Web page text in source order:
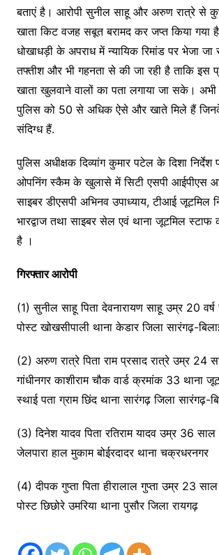
बताएं है। आरोपी सुनील साहू और अरुण रात्रे से
खाता किट वजह सबूत बरामद कर जप्त किया गया
धोखाधड़ी के अपराध में न्यायिक रिमांड पर भेजा जा
तफ्तीश और भी गहनता से की जा रही है ताकि इस
खाता खुलवाने वालों का पता लगाया जा सके।
पुलिस को 50 से अधिक ऐसे और खाते मिले हैं
संदिग्ध हैं.
पुलिस अधीक्षक दिव्यांग कुमार पटेल के दिशा
ओपनिंग स्कैम के खुलासे में सिटी एसपी आईपीएस
साइबर डीएसपी अभिनव उपाध्याय, टीआई जूटमिल
भारद्वाज तथा साइबर सेल एवं थाना जूटमिल स्टाफ
है ।
गिरफ्तार आरोपी
(1) सुनील साहू पिता देवनारायण साहू उम्र 20 वर्ष
पोस्ट खोखसीपाली थाना केडार जिला सारंगढ़-
(2) अरुण रात्रे पिता राम प्रसाद रात्रे उम्र 24
गांधीनगर काशीराम चौक वार्ड क्रमांक 33 थाना
स्थाई पता ग्राम छिंद थाना सारंगढ़ जिला सारंगढ़-
(3) दिनेश यादव पिता रतिराम यादव उम्र 36
जेलपारा हाल मुकाम बोईरदादर थाना चक्रधरनगर
(4) दीपक गुप्ता पिता हीरालाल गुप्ता उम्र 23 साल
पोस्ट छिछोरे उमरिया थाना पुसौर जिला रायगढ़